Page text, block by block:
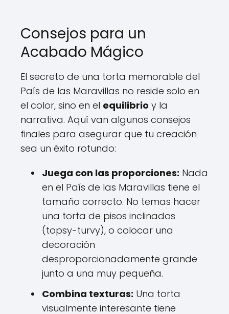
Consejos para un
Acabado Mágico
El secreto de una torta memorable del
País de las Maravillas no reside solo en
el color, sino en el equilibrio y la
narrativa. Aquí van algunos consejos
finales para asegurar que tu creación
sea un éxito rotundo:
Juega con las proporciones: Nada
en el País de las Maravillas tiene el
tamaño correcto. No temas hacer
una torta de pisos inclinados
(topsy-turvy), o colocar una
decoración
desproporcionadamente grande
junto a una muy pequeña.
Combina texturas: Una torta
visualmente interesante tiene